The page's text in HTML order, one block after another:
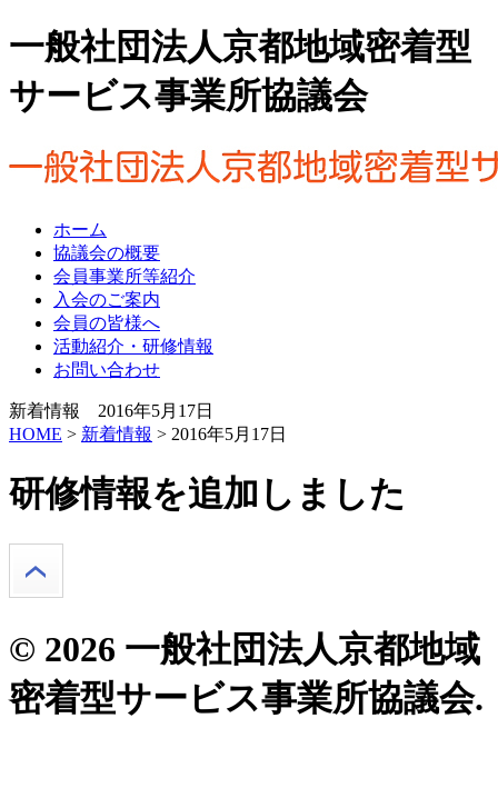
一般社団法人京都地域密着型
サービス事業所協議会
ホーム
協議会の概要
会員事業所等紹介
入会のご案内
会員の皆様へ
活動紹介・研修情報
お問い合わせ
新着情報 2016年5月17日
HOME > 新着情報 > 2016年5月17日
研修情報を追加しました
© 2026 一般社団法人京都地域
密着型サービス事業所協議会.